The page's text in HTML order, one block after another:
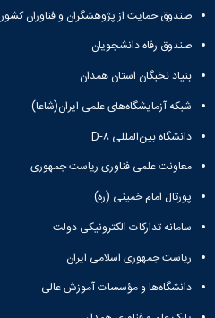
کارکنان
مصالح
آزمایشگاه
آزمایشگاه
باستان
شناسی
آزمایشگاه
ربات
و
بینایی
اولویت
طرح
های
پژوهشی
کارگروه
اخلاق
در
کرسی
نظریه
پردازی
دانشگاه
های
هیات
علمی
سایر
آیین
ها
صندوق حمایت از پژوهشگران و فناوران کشور
صندوق رفاه دانشجویان
بنیاد نخبگان استان همدان
شبکه آزمایشگاه‌های علمی ایران(شاعا)
دانشگاه بین‌المللی D-۸
معاونت علمی فناوری ریاست جمهوری
پورتال امام خمینی (ره)
سامانه تدارکات الکترونیکی دولت
ریاست جمهوری اسلامی ایران
دانشگاه‌ها و مؤسسات آموزش عالی